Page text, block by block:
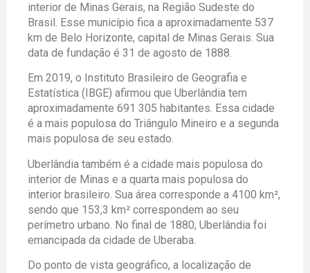
interior de Minas Gerais, na Região Sudeste do
Brasil. Esse município fica a aproximadamente 537
km de Belo Horizonte, capital de Minas Gerais. Sua
data de fundação é 31 de agosto de 1888.
Em 2019, o Instituto Brasileiro de Geografia e
Estatística (IBGE) afirmou que Uberlândia tem
aproximadamente 691 305 habitantes. Essa cidade
é a mais populosa do Triângulo Mineiro e a segunda
mais populosa de seu estado.
Uberlândia também é a cidade mais populosa do
interior de Minas e a quarta mais populosa do
interior brasileiro. Sua área corresponde a 4100 km²,
sendo que 153,3 km² correspondem ao seu
perímetro urbano. No final de 1880, Uberlândia foi
emancipada da cidade de Uberaba.
Do ponto de vista geográfico, a localização de